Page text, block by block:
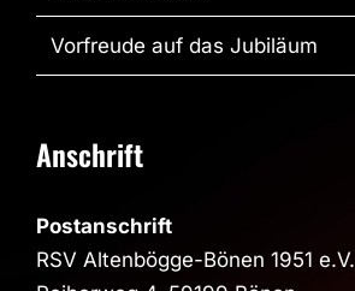
Vorfreude auf das Jubiläum
Anschrift
Postanschrift
RSV Altenbögge-Bönen 1951 e.V.